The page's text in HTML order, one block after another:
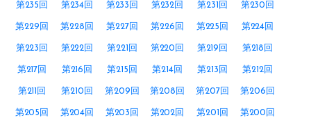
第235回 第234回 第233回 第232回 第231回 第230回
第229回 第228回 第227回 第226回 第225回 第224回
第223回 第222回 第221回 第220回 第219回 第218回
第217回 第216回 第215回 第214回 第213回 第212回
第211回 第210回 第209回 第208回 第207回 第206回
第205回 第204回 第203回 第202回 第201回 第200回